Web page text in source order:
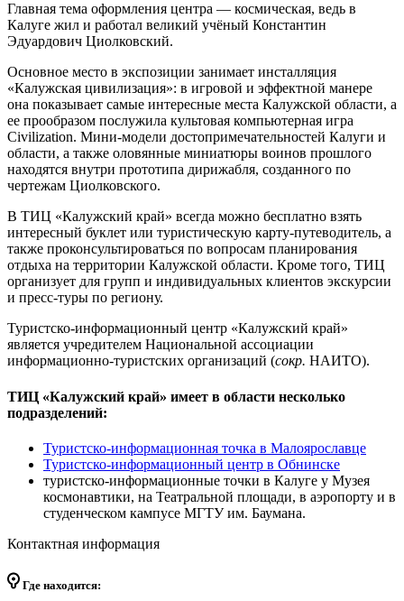
Главная тема оформления центра — космическая, ведь в
Калуге жил и работал великий учёный Константин
Эдуардович Циолковский.
Основное место в экспозиции занимает инсталляция
«Калужская цивилизация»: в игровой и эффектной манере
она показывает самые интересные места Калужской области, а
ее прообразом послужила культовая компьютерная игра
Civilization. Мини-модели достопримечательностей Калуги и
области, а также оловянные миниатюры воинов прошлого
находятся внутри прототипа дирижабля, созданного по
чертежам Циолковского.
В ТИЦ «Калужский край» всегда можно бесплатно взять
интересный буклет или туристическую карту-путеводитель, а
также проконсультироваться по вопросам планирования
отдыха на территории Калужской области. Кроме того, ТИЦ
организует для групп и индивидуальных клиентов экскурсии
и пресс-туры по региону.
Туристско-информационный центр «Калужский край»
является учредителем Национальной ассоциации
информационно-туристских организаций (сокр. НАИТО).
ТИЦ «Калужский край» имеет в области несколько
подразделений:
Туристско-информационная точка в Малоярославце
Туристско-информационный центр в Обнинске
туристско-информационные точки в Калуге у Музея
космонавтики, на Театральной площади, в аэропорту и в
студенческом кампусе МГТУ им. Баумана.
Контактная информация
Где находится: